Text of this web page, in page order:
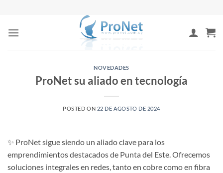
contenido
NOVEDADES
ProNet su aliado en tecnología
POSTED ON 22 DE AGOSTO DE 2024
✨ ProNet sigue siendo un aliado clave para los
emprendimientos destacados de Punta del Este. Ofrecemos
soluciones integrales en redes, tanto en cobre como en fibra